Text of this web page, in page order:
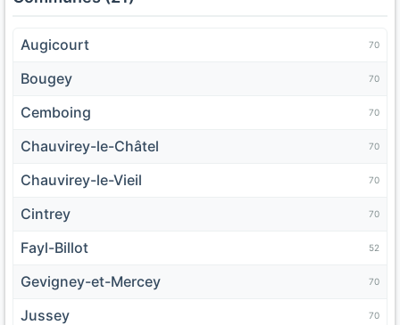
Augicourt 70
Bougey 70
Cemboing 70
Chauvirey-le-Châtel 70
Chauvirey-le-Vieil 70
Cintrey 70
Fayl-Billot 52
Gevigney-et-Mercey 70
Jussey 70